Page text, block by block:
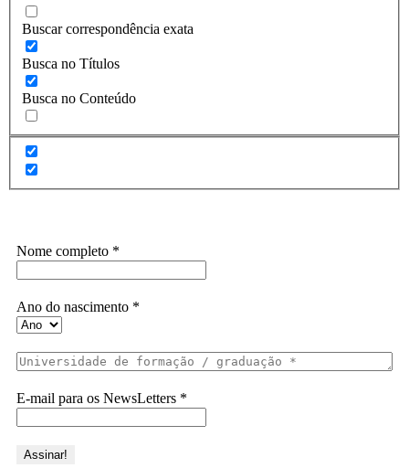
Buscar correspondência exata
Busca no Títulos
Busca no Conteúdo
Nome completo *
Ano do nascimento *
E-mail para os NewsLetters *